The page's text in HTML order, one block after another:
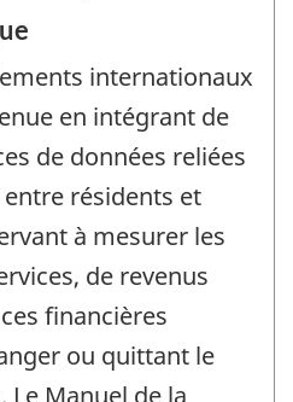
internationaux
en intégrant de
de données reliées
résidents et
à mesurer les
de revenus
financières
ou quittant le
Manuel de la